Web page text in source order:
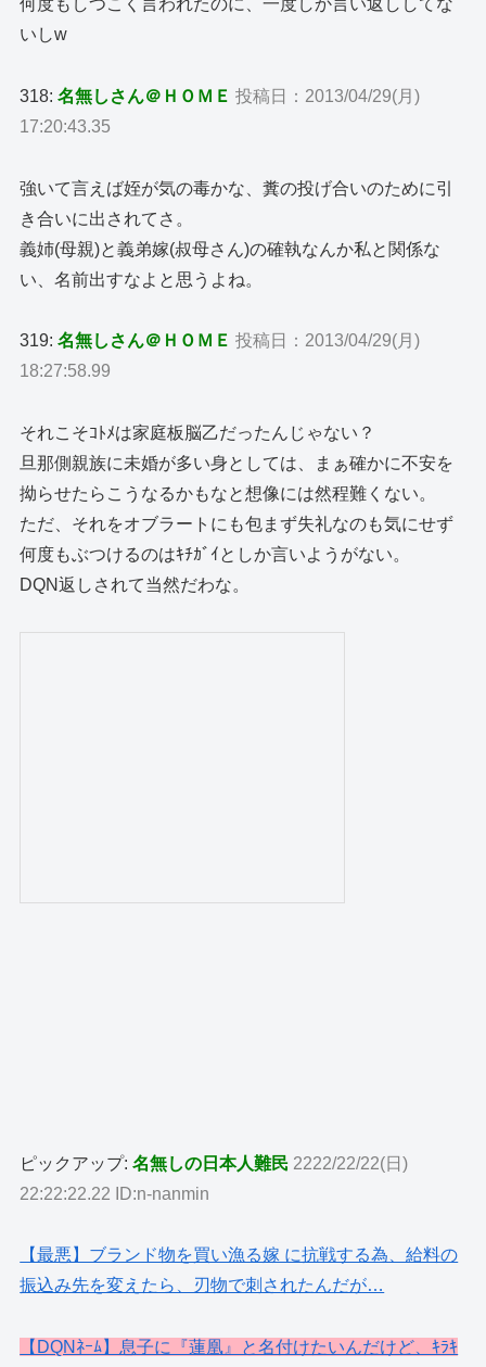
何度もしつこく言われたのに、一度しか言い返ししてな
いしw
318:名無しさん＠ＨＯＭＥ 投稿日：2013/04/29(月)
17:20:43.35
強いて言えば姪が気の毒かな、糞の投げ合いのために引
き合いに出されてさ。
義姉(母親)と義弟嫁(叔母さん)の確執なんか私と関係な
い、名前出すなよと思うよね。
319:名無しさん＠ＨＯＭＥ 投稿日：2013/04/29(月)
18:27:58.99
それこそｺﾄﾒは家庭板脳乙だったんじゃない？
旦那側親族に未婚が多い身としては、まぁ確かに不安を
拗らせたらこうなるかもなと想像には然程難くない。
ただ、それをオブラートにも包まず失礼なのも気にせず
何度もぶつけるのはｷﾁｶﾞｲとしか言いようがない。
DQN返しされて当然だわな。
ピックアップ:名無しの日本人難民 2222/22/22(日)
22:22:22.22 ID:n-nanmin
【最悪】ブランド物を買い漁る嫁 に抗戦する為、給料の
振込み先を変えたら、刃物で刺されたんだが…
【DQNﾈｰﾑ】息子に『蓮凰』と名付けたいんだけど、ｷﾗｷ